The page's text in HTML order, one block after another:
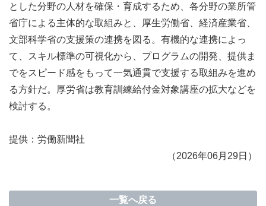
とした分野の人材を確保・育成するため、各分野の業所管
省庁による主体的な取組みと、厚生労働省、経済産業省、
文部科学省の支援策の連携を図る。有機的な連携によっ
て、スキル標準の可視化から、プログラムの開発、提供ま
でをスピード感をもって一気通貫で支援する取組みを進め
る方針だ。厚労省は教育訓練給付金対象講座の拡大などを
検討する。
提供： 労働新聞社
（2026年06月29日）
一覧へ戻る